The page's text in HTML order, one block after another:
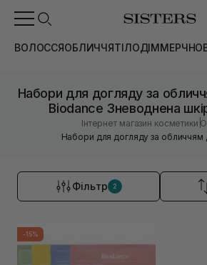
ВОЛОССЯОБЛИЧЧЯТІЛОДІММЕРЧ
Набори для догляду за
Biodance Зневоднена
Інтернет магазин косметики |
Набори для догляду за обличчям
Фільтр 2
-15%